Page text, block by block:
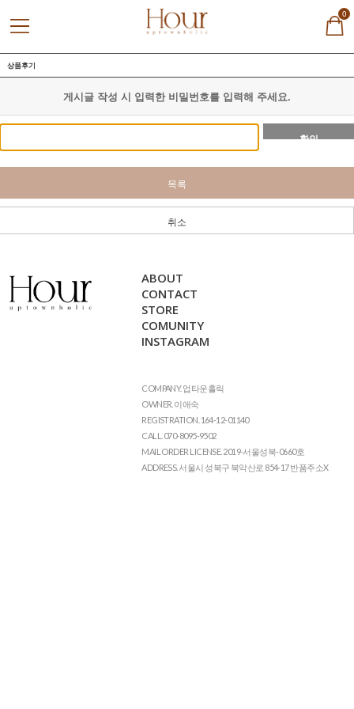
0
상품후기
게시글 작성 시 입력한 비밀번호를 입력해 주세요.
확인
목록
취소
ABOUT
CONTACT
STORE
COMUNITY
INSTAGRAM
COMPANY. 업타운홀릭
OWNER. 이애숙
REGISTRATION. 164-12-01140
CALL. 070-8095-9502
MAIL ORDER LICENSE. 2019-서울성북-0660호
ADDRESS. 서울시 성북구 북악산로 854-17 반품주소X